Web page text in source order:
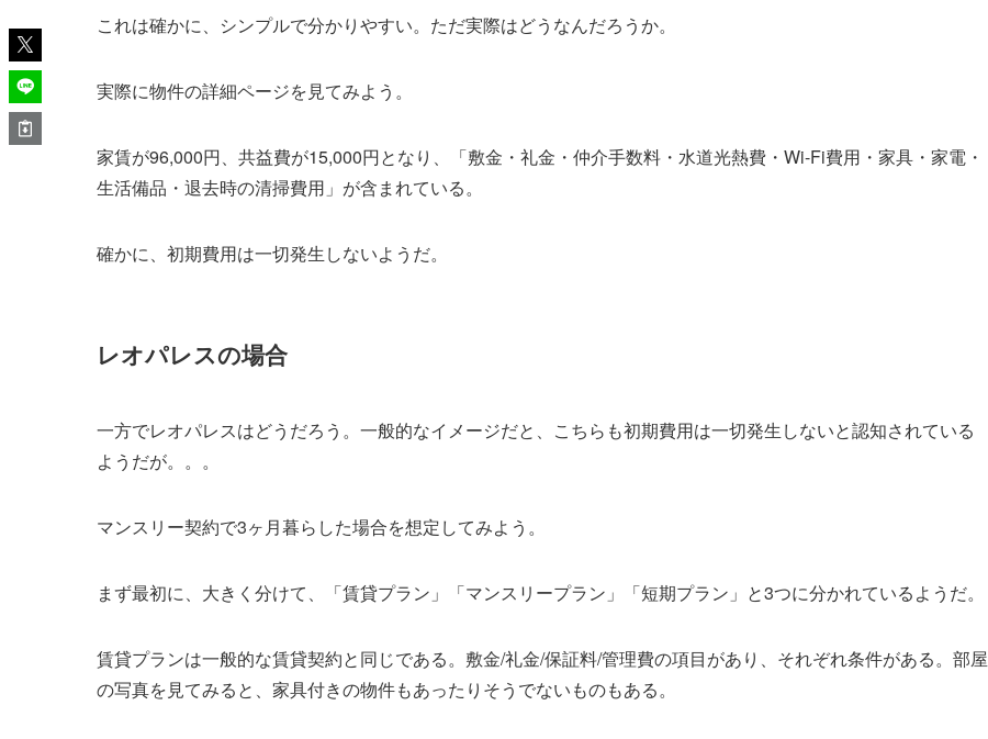
これは確かに、シンプルで分かりやすい。ただ実際はどうなんだろうか。
実際に物件の詳細ページを見てみよう。
家賃が96,000円、共益費が15,000円となり、「敷金・礼金・仲介手数料・水道光熱費・Wi-Fi費用・家具・家電・
生活備品・退去時の清掃費用」が含まれている。
確かに、初期費用は一切発生しないようだ。
レオパレスの場合
一方でレオパレスはどうだろう。一般的なイメージだと、こちらも初期費用は一切発生しないと認知されている
ようだが。。。
マンスリー契約で3ヶ月暮らした場合を想定してみよう。
まず最初に、大きく分けて、「賃貸プラン」「マンスリープラン」「短期プラン」と3つに分かれているようだ。
賃貸プランは一般的な賃貸契約と同じである。敷金/礼金/保証料/管理費の項目があり、それぞれ条件がある。部屋
の写真を見てみると、家具付きの物件もあったりそうでないものもある。